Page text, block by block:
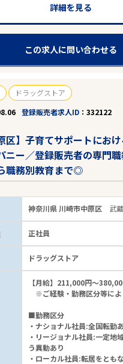
詳細を見る
この求人に問い合わせる
ドラッグストア
登録販売者求人ID 332122
区】子育てサポートにお
ニー／登録販売者の専門
職務別教育まで◎
神奈川県 川崎市中原区 武
正社員
ドラッグストア
【月給】211,000円～
※ご経験・勤務区分等によ
■勤務区分
・ナショナル社員:全国転勤
・リージョナル社員:一定地
う異動あり
・ローカル社員:転居をとも